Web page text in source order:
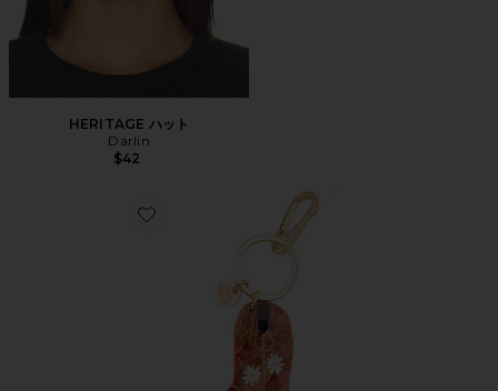
HERITAGE ハット
Darlin
$42
Favorite HAND-PAINTED DAISY COWBOY BOOT